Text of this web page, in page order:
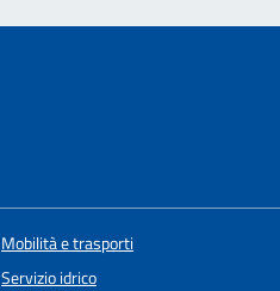
Mobilità e trasporti
Servizio idrico